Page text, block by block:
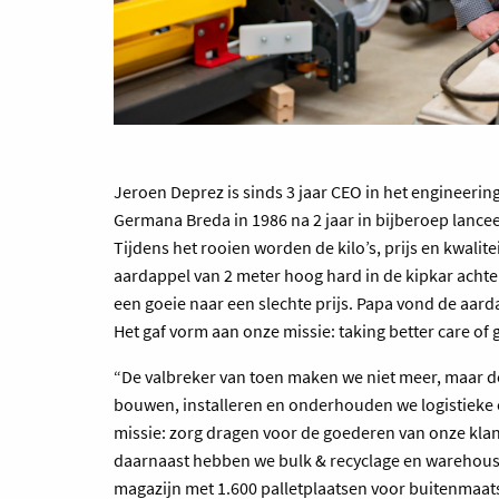
Jeroen Deprez is sinds 3 jaar CEO in het
Germana Breda in 1986 na 2 jaar in bijberoep
Tijdens het rooien worden de kilo’s, prijs en
aardappel van 2 meter hoog hard in de kipkar
een goeie naar een slechte prijs. Papa vond de
Het gaf vorm aan onze missie: taking better care of
“De valbreker van toen maken we niet meer, maar
bouwen, installeren en onderhouden we
missie: zorg dragen voor de goederen van onze
daarnaast hebben we bulk & recyclage en
magazijn met 1.600 palletplaatsen voor